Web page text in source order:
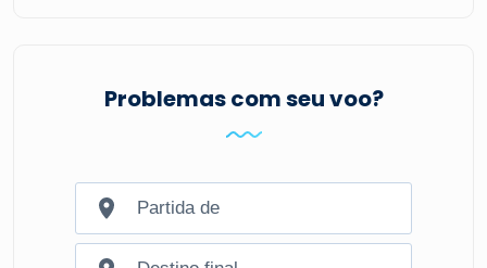
Problemas com seu voo?